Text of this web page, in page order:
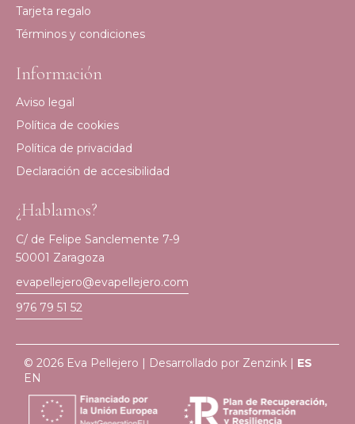
Tarjeta regalo
Términos y condiciones
Información
Aviso legal
Política de cookies
Política de privacidad
Declaración de accesibilidad
¿Hablamos?
C/ de Felipe Sanclemente 7-9
50001 Zaragoza
evapellejero@evapellejero.com
976 79 51 52
© 2026 Eva Pellejero | Desarrollado por Zenzink
ES
EN